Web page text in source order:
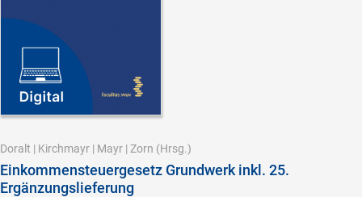
Doralt | Kirchmayr | Mayr | Zorn (Hrsg.)
Einkommensteuergesetz Grundwerk inkl. 25.
Ergänzungslieferung